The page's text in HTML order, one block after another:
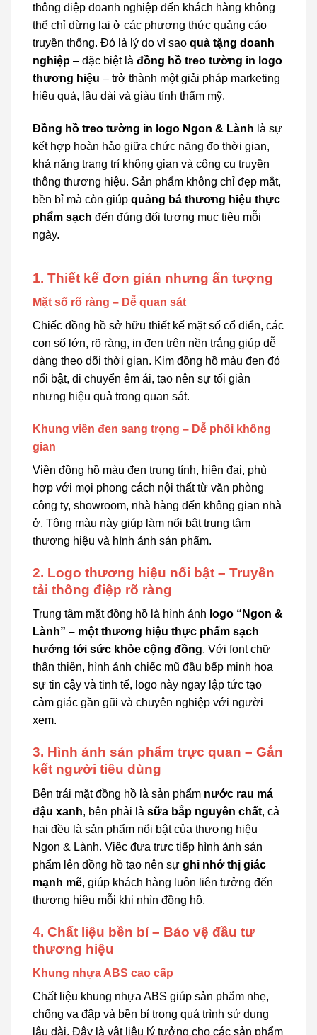
thông điệp doanh nghiệp đến khách hàng không
thể chỉ dừng lại ở các phương thức quảng cáo
truyền thống. Đó là lý do vì sao quà tặng doanh
nghiệp – đặc biệt là đồng hồ treo tường in logo
thương hiệu – trở thành một giải pháp marketing
hiệu quả, lâu dài và giàu tính thẩm mỹ.
Đồng hồ treo tường in logo Ngon & Lành là sự
kết hợp hoàn hảo giữa chức năng đo thời gian,
khả năng trang trí không gian và công cụ truyền
thông thương hiệu. Sản phẩm không chỉ đẹp mắt,
bền bỉ mà còn giúp quảng bá thương hiệu thực
phẩm sạch đến đúng đối tượng mục tiêu mỗi
ngày.
1. Thiết kế đơn giản nhưng ấn tượng
Mặt số rõ ràng – Dễ quan sát
Chiếc đồng hồ sở hữu thiết kế mặt số cổ điển, các
con số lớn, rõ ràng, in đen trên nền trắng giúp dễ
dàng theo dõi thời gian. Kim đồng hồ màu đen đỏ
nổi bật, di chuyển êm ái, tạo nên sự tối giản
nhưng hiệu quả trong quan sát.
Khung viền đen sang trọng – Dễ phối không
gian
Viền đồng hồ màu đen trung tính, hiện đại, phù
hợp với mọi phong cách nội thất từ văn phòng
công ty, showroom, nhà hàng đến không gian nhà
ở. Tông màu này giúp làm nổi bật trung tâm
thương hiệu và hình ảnh sản phẩm.
2. Logo thương hiệu nổi bật – Truyền
tải thông điệp rõ ràng
Trung tâm mặt đồng hồ là hình ảnh logo “Ngon &
Lành” – một thương hiệu thực phẩm sạch
hướng tới sức khỏe cộng đồng. Với font chữ
thân thiện, hình ảnh chiếc mũ đầu bếp minh họa
sự tin cậy và tinh tế, logo này ngay lập tức tạo
cảm giác gần gũi và chuyên nghiệp với người
xem.
3. Hình ảnh sản phẩm trực quan – Gắn
kết người tiêu dùng
Bên trái mặt đồng hồ là sản phẩm nước rau má
đậu xanh, bên phải là sữa bắp nguyên chất, cả
hai đều là sản phẩm nổi bật của thương hiệu
Ngon & Lành. Việc đưa trực tiếp hình ảnh sản
phẩm lên đồng hồ tạo nên sự ghi nhớ thị giác
mạnh mẽ, giúp khách hàng luôn liên tưởng đến
thương hiệu mỗi khi nhìn đồng hồ.
4. Chất liệu bền bỉ – Bảo vệ đầu tư
thương hiệu
Khung nhựa ABS cao cấp
Chất liệu khung nhựa ABS giúp sản phẩm nhẹ,
chống va đập và bền bỉ trong quá trình sử dụng
lâu dài. Đây là vật liệu lý tưởng cho các sản phẩm